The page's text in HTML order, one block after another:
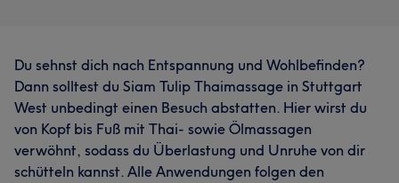
Du sehnst dich nach Entspannung und Wohlbefinden?
Dann solltest du Siam Tulip Thaimassage in Stuttgart
West unbedingt einen Besuch abstatten. Hier wirst du
von Kopf bis Fuß mit Thai- sowie Ölmassagen
verwöhnt, sodass du Überlastung und Unruhe von dir
schütteln kannst. Alle Anwendungen folgen den